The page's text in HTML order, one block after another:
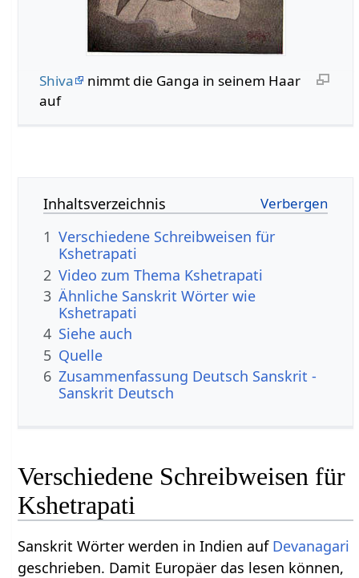
Shiva
nimmt die Ganga in seinem Haar
auf
Inhaltsverzeichnis
1 Verschiedene Schreibweisen für
Kshetrapati
2 Video zum Thema Kshetrapati
3 Ähnliche Sanskrit Wörter wie
Kshetrapati
4 Siehe auch
5 Quelle
6 Zusammenfassung Deutsch Sanskrit -
Sanskrit Deutsch
Verschiedene Schreibweisen für
Kshetrapati
Sanskrit Wörter werden in Indien auf Devanagari
geschrieben. Damit Europäer das lesen können,